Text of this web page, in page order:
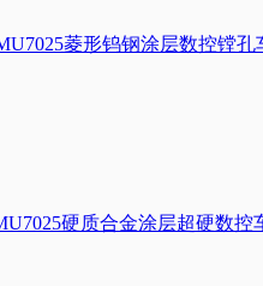
菱形钨钢涂层数控镗孔
硬质合金涂层超硬数控